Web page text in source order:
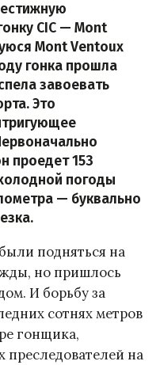
CIC — Mont
Mont Ventoux
гонка прошла
завоевать
Это
проедет 153
погоды
— буквально
подняться на
но пришлось
И борьбу за
сотнях метров
гонщика,
на